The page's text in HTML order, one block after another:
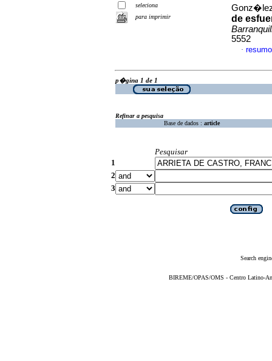
seleciona
para imprimir
de
5552
·
p�gina 1 de 1
Refinar a pesquisa
Base de dados : article
Pesquisar
1
2
3
Search
BIREME/OPAS/OMS - Centro Latino-